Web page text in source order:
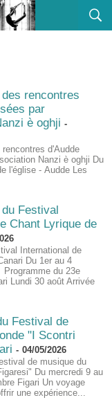
rencontres
par
è oghji -
d'Audde
Nanzi è oghji Du
l'église - Audde Les
Festival
Chant Lyrique de
International de
Du 1er au 4
du 23e
Lundi 30 août Arrivée
Festival de
"I Scontri
- 04/05/2026
de musique du
Du mercredi 9 au
Figari Un voyage
une expérience...